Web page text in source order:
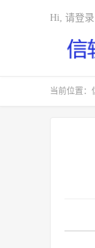
Hi, 请登录
当前位置：